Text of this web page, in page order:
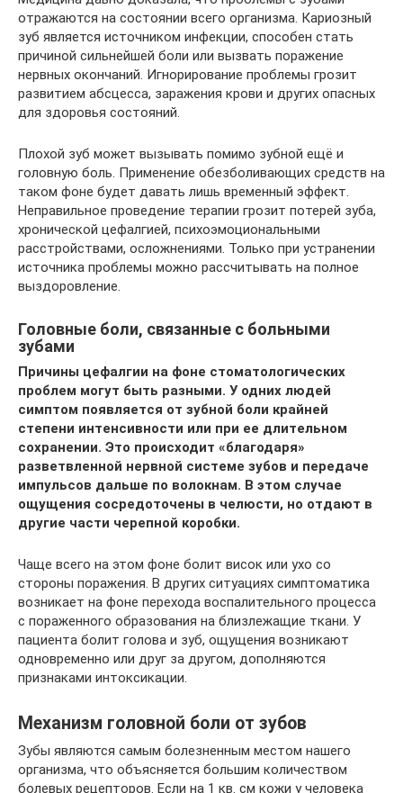
отражаются на состоянии всего организма. Кариозный
зуб является источником инфекции, способен стать
причиной сильнейшей боли или вызвать поражение
нервных окончаний. Игнорирование проблемы грозит
развитием абсцесса, заражения крови и других опасных
для здоровья состояний.
Плохой зуб может вызывать помимо зубной ещё и
головную боль. Применение обезболивающих средств на
таком фоне будет давать лишь временный эффект.
Неправильное проведение терапии грозит потерей зуба,
хронической цефалгией, психоэмоциональными
расстройствами, осложнениями. Только при устранении
источника проблемы можно рассчитывать на полное
выздоровление.
Головные боли, связанные с больными
зубами
Причины цефалгии на фоне стоматологических
проблем могут быть разными. У одних людей
симптом появляется от зубной боли крайней
степени интенсивности или при ее длительном
сохранении. Это происходит «благодаря»
разветвленной нервной системе зубов и передаче
импульсов дальше по волокнам. В этом случае
ощущения сосредоточены в челюсти, но отдают в
другие части черепной коробки.
Чаще всего на этом фоне болит висок или ухо со
стороны поражения. В других ситуациях симптоматика
возникает на фоне перехода воспалительного процесса
с пораженного образования на близлежащие ткани. У
пациента болит голова и зуб, ощущения возникают
одновременно или друг за другом, дополняются
признаками интоксикации.
Механизм головной боли от зубов
Зубы являются самым болезненным местом нашего
организма, что объясняется большим количеством
болевых рецепторов. Если на 1 кв. см кожи у человека